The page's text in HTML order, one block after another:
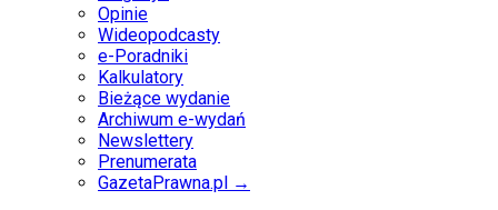
Opinie
Wideopodcasty
e-Poradniki
Kalkulatory
Bieżące wydanie
Archiwum e-wydań
Newslettery
Prenumerata
GazetaPrawna.pl →